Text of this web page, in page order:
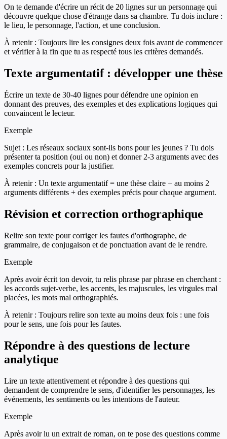
On te demande d'écrire un récit de 20 lignes sur un personnage qui
découvre quelque chose d'étrange dans sa chambre. Tu dois inclure :
le lieu, le personnage, l'action, et une conclusion.
À retenir : Toujours lire les consignes deux fois avant de commencer
et vérifier à la fin que tu as respecté tous les critères demandés.
Texte argumentatif : développer une thèse
Écrire un texte de 30-40 lignes pour défendre une opinion en
donnant des preuves, des exemples et des explications logiques qui
convaincent le lecteur.
Exemple
Sujet : Les réseaux sociaux sont-ils bons pour les jeunes ? Tu dois
présenter ta position (oui ou non) et donner 2-3 arguments avec des
exemples concrets pour la justifier.
À retenir : Un texte argumentatif = une thèse claire + au moins 2
arguments différents + des exemples précis pour chaque argument.
Révision et correction orthographique
Relire son texte pour corriger les fautes d'orthographe, de
grammaire, de conjugaison et de ponctuation avant de le rendre.
Exemple
Après avoir écrit ton devoir, tu relis phrase par phrase en cherchant :
les accords sujet-verbe, les accents, les majuscules, les virgules mal
placées, les mots mal orthographiés.
À retenir : Toujours relire son texte au moins deux fois : une fois
pour le sens, une fois pour les fautes.
Répondre à des questions de lecture
analytique
Lire un texte attentivement et répondre à des questions qui
demandent de comprendre le sens, d'identifier les personnages, les
événements, les sentiments ou les intentions de l'auteur.
Exemple
Après avoir lu un extrait de roman, on te pose des questions comme